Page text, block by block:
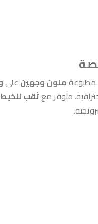
مطبوعةملون وجهين على
متوفر معثقب للخيط